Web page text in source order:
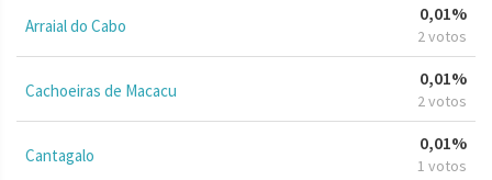
Arraial do Cabo
0,01%
2 votos
Cachoeiras de Macacu
0,01%
2 votos
Cantagalo
0,01%
1 votos